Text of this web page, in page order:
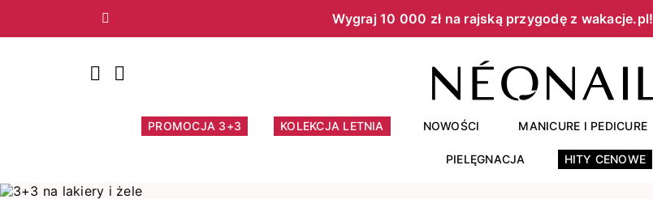
Wygraj 10 000 zł na rajską przygodę z wakacje.pl!​
Poprzedni
PROMOCJA 3+3 KOLEKCJA LETNIA NOWOŚCI MANICURE I PEDICURE
PIELĘGNACJA HITY CENOWE